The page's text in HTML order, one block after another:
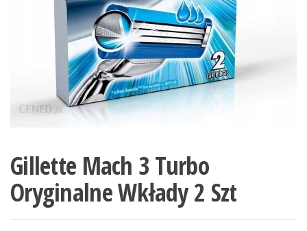
Gillette Mach 3 Turbo
Oryginalne Wkłady 2 Szt